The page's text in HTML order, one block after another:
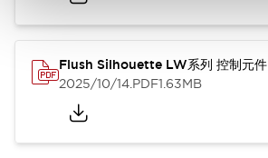
Flush Silhouette LW系列 控制元件
2025/10/14.PDF1.63MB